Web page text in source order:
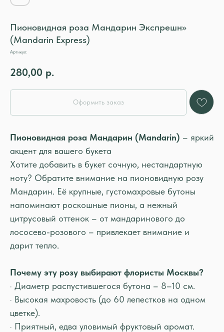
Пионовидная роза Мандарин Экспрешн»
(Mandarin Express)
Артикул:
280,00 р.
Оформить заказ
Пионовидная роза Мандарин (Mandarin) – яркий
акцент для вашего букета
Хотите добавить в букет сочную, нестандартную
ноту? Обратите внимание на пионовидную розу
Мандарин. Её крупные, густомахровые бутоны
напоминают роскошные пионы, а нежный
цитрусовый оттенок – от мандаринового до
лососево-розового – привлекает внимание и
дарит тепло.
Почему эту розу выбирают флористы Москвы?
· Диаметр распустившегося бутона – 8–10 см.
· Высокая махровость (до 60 лепестков на одном
цветке).
· Приятный, едва уловимый фруктовый аромат.